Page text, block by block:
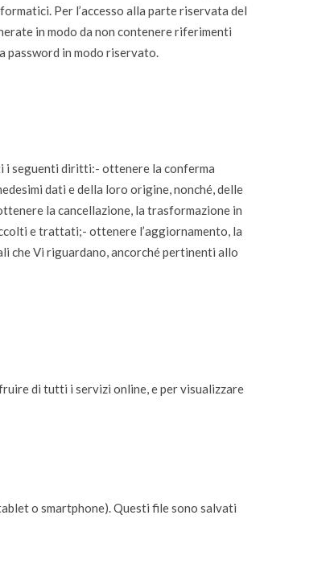
Per l’accesso alla parte riservata del
in modo da non contenere riferimenti
password in modo riservato.
i seguenti diritti:- ottenere la conferma
dati e della loro origine, nonché, delle
la cancellazione, la trasformazione in
e trattati;- ottenere l’aggiornamento, la
che Vi riguardano, ancorché pertinenti allo
di tutti i servizi online, e per visualizzare
o smartphone). Questi file sono salvati